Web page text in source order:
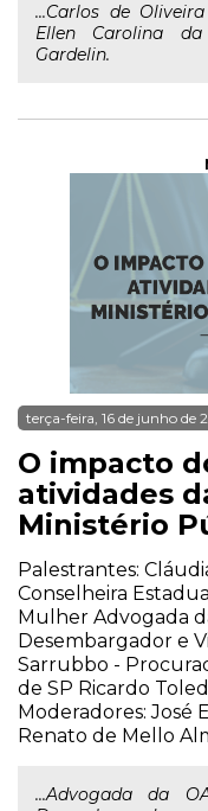
...Carlos de
Ellen Carolina
Gardelin.
terça-feira, 16 de junho de
O impacto
atividades
Ministério
Palestrantes:
Conselheira
Mulher Advogada
Desembargador e
Sarrubbo -
de SP Ricardo
Moderadores: José
Renato de Mello
...Advogada da